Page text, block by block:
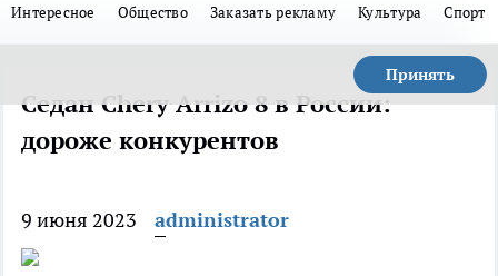
Интересное Общество Заказать рекламу Культура Спорт
Принять
Седан Chery Arrizo 8 в России:
дороже конкурентов
9 июня 2023 administrator